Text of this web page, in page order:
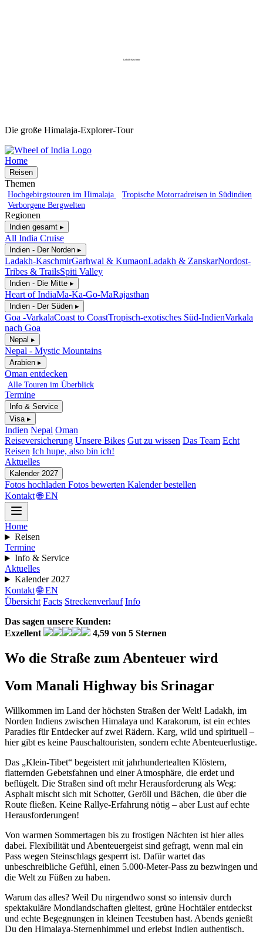
Ladakh-Kaschmir
Die große Himalaja-Explorer-Tour
Home
Reisen
Themen
Hochgebirgstouren im Himalaja
Tropische Motorradreisen in Südindien
Verborgene Bergwelten
Regionen
Indien gesamt ▸
All India Cruise
Indien - Der Norden ▸
Ladakh-KaschmirGarhwal & KumaonLadakh & ZanskarNordost-
Tribes & TrailsSpiti Valley
Indien - Die Mitte ▸
Heart of IndiaMa-Ka-Go-MaRajasthan
Indien - Der Süden ▸
Goa -VarkalaCoast to CoastTropisch-exotisches Süd-IndienVarkala
nach Goa
Nepal ▸
Nepal - Mystic Mountains
Arabien ▸
Oman entdecken
Alle Touren im Überblick
Termine
Info & Service
Visa ▸
Indien Nepal Oman
Reiseversicherung Unsere Bikes Gut zu wissen Das Team Echt
Reisen Ich hupe, also bin ich!
Aktuelles
Kalender 2027
Fotos hochladen Fotos bewerten Kalender bestellen
Kontakt 🌐 EN
Home
Reisen
Termine
Info & Service
Aktuelles
Kalender 2027
Kontakt 🌐 EN
Übersicht Facts Streckenverlauf Info
Das sagen unsere Kunden:
Exzellent
4,59 von 5 Sternen
Wo die Straße zum Abenteuer wird
Vom Manali Highway bis Srinagar
Willkommen im Land der höchsten Straßen der Welt! Ladakh, im
Norden Indiens zwischen Himalaya und Karakorum, ist ein echtes
Paradies für Entdecker auf zwei Rädern. Karg, wild und spirituell –
hier gibt es keine Pauschaltouristen, sondern echte Abenteuerlustige.
Das „Klein-Tibet“ begeistert mit jahrhundertealten Klöstern,
flatternden Gebetsfahnen und einer Atmosphäre, die erdet und
beflügelt. Die Straßen sind oft mehr Herausforderung als Weg:
Asphalt mischt sich mit Schotter, Geröll und Bächen, die über die
Route fließen. Keine Rallye-Erfahrung nötig – aber Lust auf echte
Herausforderungen!
Von warmen Sommertagen bis zu frostigen Nächten ist hier alles
dabei. Flexibilität und Abenteuergeist sind gefragt, wenn mal ein
Pass wegen Steinschlags gesperrt ist. Dafür wartet das
unbeschreibliche Gefühl, einen 5.000-Meter-Pass zu bezwingen und
die Welt zu Füßen zu haben.
Warum das alles? Weil Du nirgendwo sonst so intensiv durch
spektakuläre Mondlandschaften gleitest, grüne Hochtäler entdeckst
und echte Begegnungen in kleinen Teestuben hast. Abends genießt
Du den Himalaya-Sternenhimmel und erlebst Indien authentisch.